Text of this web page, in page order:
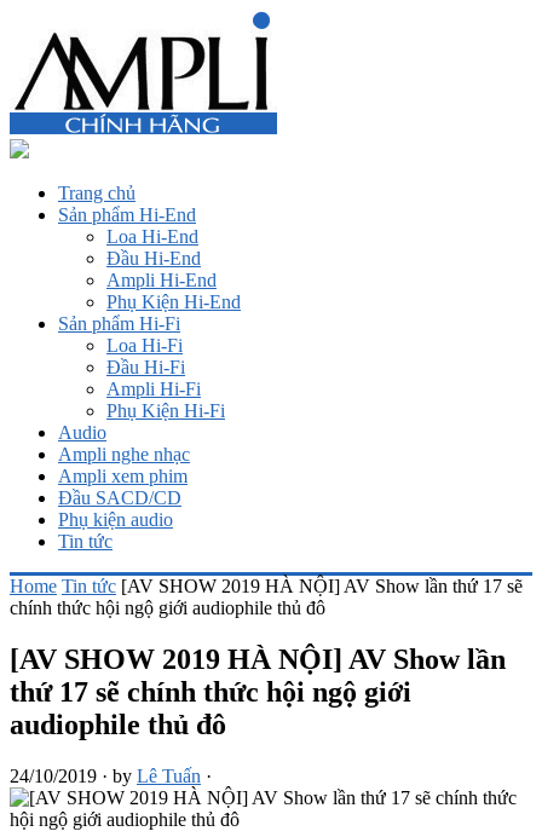
Trang chủ
Sản phẩm Hi-End
Loa Hi-End
Đầu Hi-End
Ampli Hi-End
Phụ Kiện Hi-End
Sản phẩm Hi-Fi
Loa Hi-Fi
Đầu Hi-Fi
Ampli Hi-Fi
Phụ Kiện Hi-Fi
Audio
Ampli nghe nhạc
Ampli xem phim
Đầu SACD/CD
Phụ kiện audio
Tin tức
Home Tin tức [AV SHOW 2019 HÀ NỘI] AV Show lần thứ 17 sẽ
chính thức hội ngộ giới audiophile thủ đô
[AV SHOW 2019 HÀ NỘI] AV Show lần
thứ 17 sẽ chính thức hội ngộ giới
audiophile thủ đô
24/10/2019 · by Lê Tuấn ·